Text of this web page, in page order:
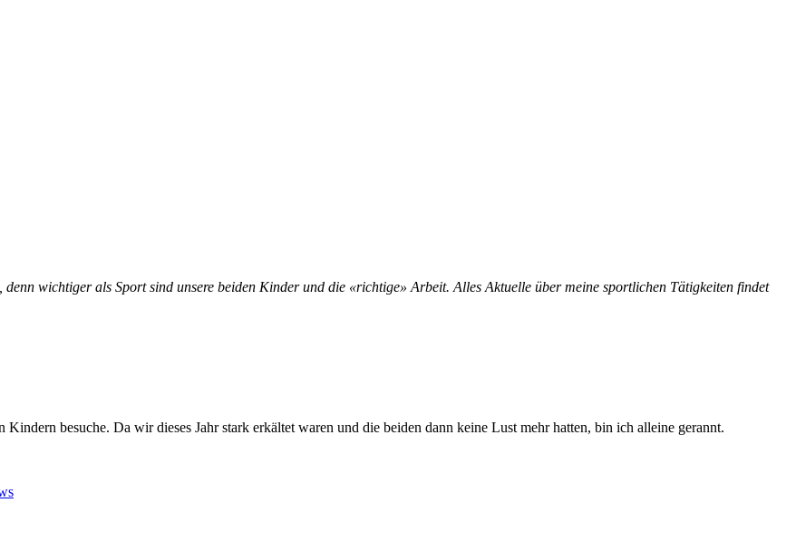
wichtiger als Sport sind unsere beiden Kinder und die «richtige» Arbeit. Alles Aktuelle über meine sportlichen Tätigkeiten findet
besuche. Da wir dieses Jahr stark erkältet waren und die beiden dann keine Lust mehr hatten, bin ich alleine gerannt.